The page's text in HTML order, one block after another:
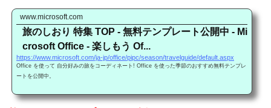
www.microsoft.com
旅のしおり 特集 TOP - 無料テンプレート公開中 - Mi
crosoft Office - 楽しもう Of...
https://www.microsoft.com/ja-jp/office/pipc/season/travelguide/default.aspx
Office を使って 自分好みの旅をコーディネート! Office を使った季節のおすすめ無料テンプレ
ートを公開中。